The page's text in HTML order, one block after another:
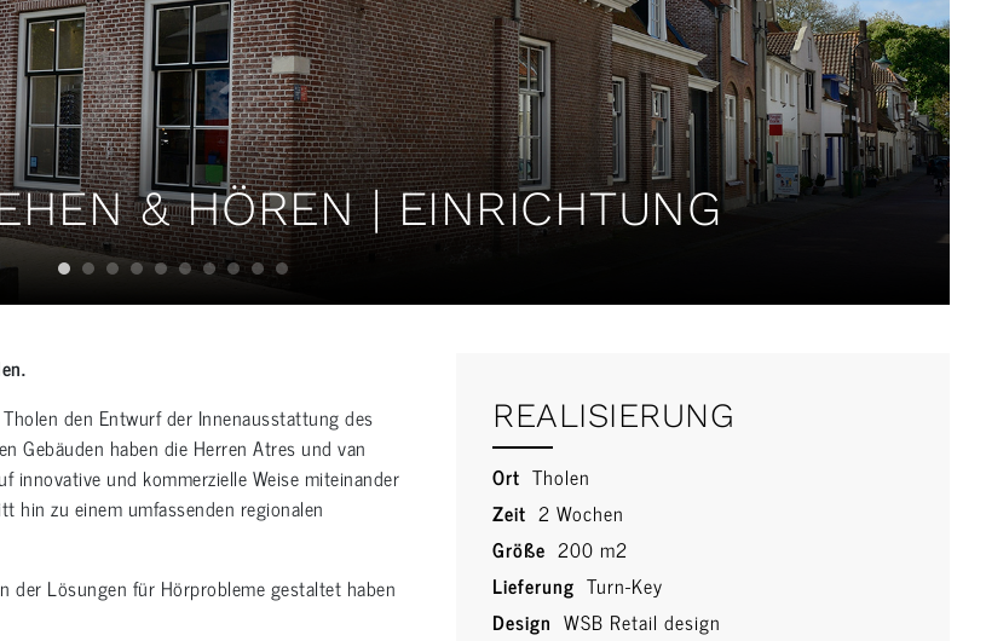
& HÖREN | EINRICHTUNG
den Entwurf der Innenausstattung des
Gebäuden haben die Herren Atres und van
innovative und kommerzielle Weise miteinander
hin zu einem umfassenden regionalen
der Lösungen für Hörprobleme gestaltet haben
REALISIERUNG
Ort Tholen
Zeit 2 Wochen
Größe 200 m2
Lieferung Turn-Key
Design WSB Retail design